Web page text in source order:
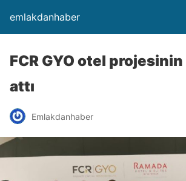
emlakdanhaber
FCR GYO otel
attı
Emlakdanhaber